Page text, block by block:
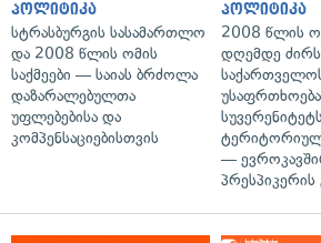
პოლიტიკა
სტრასბურგის სასამართლო
და 2008 წლის ომის
საქმეები — საიას ბრძოლა
დაზარალებულთა
უფლებებისა და
კომპენსაციებისთვის
პოლიტიკა
2008 წლის
დღემდე
—
პრესპიკერის